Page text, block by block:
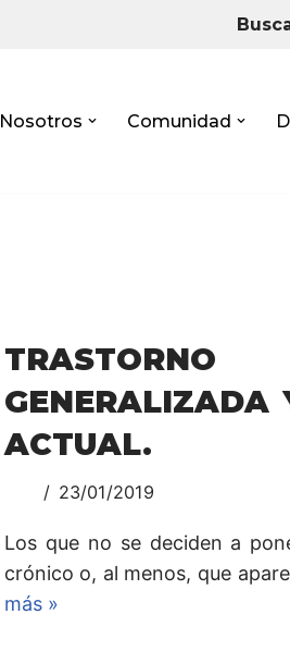
Nosotros Comunidad
GENERALIZADA
ACTUAL.
23/01/2019
Los que no se deciden a
crónico o, al menos, que
más »